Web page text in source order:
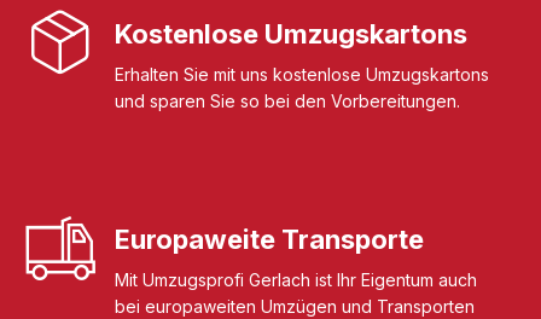
Kostenlose Umzugskartons
Erhalten Sie mit uns kostenlose Umzugskartons
und sparen Sie so bei den Vorbereitungen.
Europaweite Transporte
Mit Umzugsprofi Gerlach ist Ihr Eigentum auch
bei europaweiten Umzügen und Transporten